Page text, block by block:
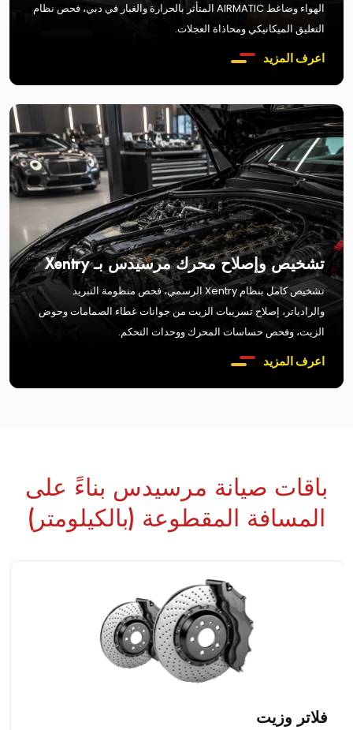
الهواء وضاغط AIRMATIC المتأثر بالحرارة والغبار في دبي، فحص نظام
التعليق الميكانيكي ومحاذاة العجلات.
اعرف المزيد
تشخيص وإصلاح محرك مرسيدس بـ Xentry
تشخيص كامل بنظام Xentry الرسمي، فحص منظومة التبريد
والرادياتر، إصلاح تسريبات الزيت من جوانات غطاء الصمامات وحوض
الزيت، وفحص حساسات المحرك ووحدات التحكم.
اعرف المزيد
باقات صيانة مرسيدس بناءً على
المسافة المقطوعة (بالكيلومتر)
فلاتر وزيت